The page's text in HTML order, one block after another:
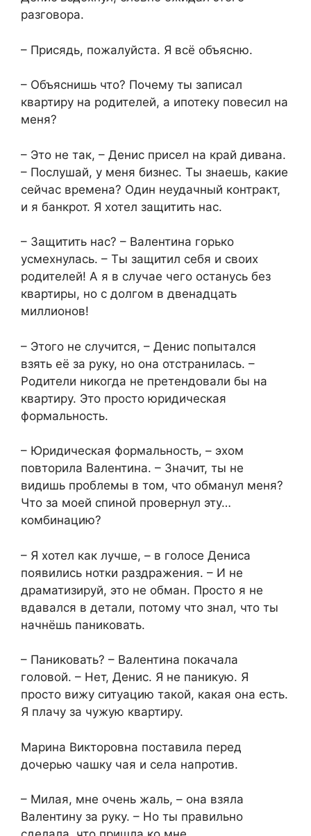
разговора.
– Присядь, пожалуйста. Я всё объясню.
– Объяснишь что? Почему ты записал
квартиру на родителей, а ипотеку повесил на
меня?
– Это не так, – Денис присел на край дивана.
– Послушай, у меня бизнес. Ты знаешь, какие
сейчас времена? Один неудачный контракт,
и я банкрот. Я хотел защитить нас.
– Защитить нас? – Валентина горько
усмехнулась. – Ты защитил себя и своих
родителей! А я в случае чего останусь без
квартиры, но с долгом в двенадцать
миллионов!
– Этого не случится, – Денис попытался
взять её за руку, но она отстранилась. –
Родители никогда не претендовали бы на
квартиру. Это просто юридическая
формальность.
– Юридическая формальность, – эхом
повторила Валентина. – Значит, ты не
видишь проблемы в том, что обманул меня?
Что за моей спиной провернул эту…
комбинацию?
– Я хотел как лучше, – в голосе Дениса
появились нотки раздражения. – И не
драматизируй, это не обман. Просто я не
вдавался в детали, потому что знал, что ты
начнёшь паниковать.
– Паниковать? – Валентина покачала
головой. – Нет, Денис. Я не паникую. Я
просто вижу ситуацию такой, какая она есть.
Я плачу за чужую квартиру.
Марина Викторовна поставила перед
дочерью чашку чая и села напротив.
– Милая, мне очень жаль, – она взяла
Валентину за руку. – Но ты правильно